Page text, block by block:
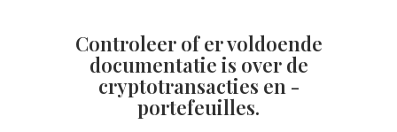
Controleer of er voldoende
documentatie is over de
cryptotransacties en -
portefeuilles.